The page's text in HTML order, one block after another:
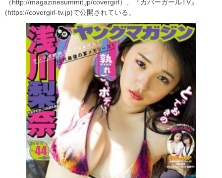
（http://magazinesummit.jp/covergirl）、『カバーガールTV』
(https://covergirl-tv.jp)で公開されている。